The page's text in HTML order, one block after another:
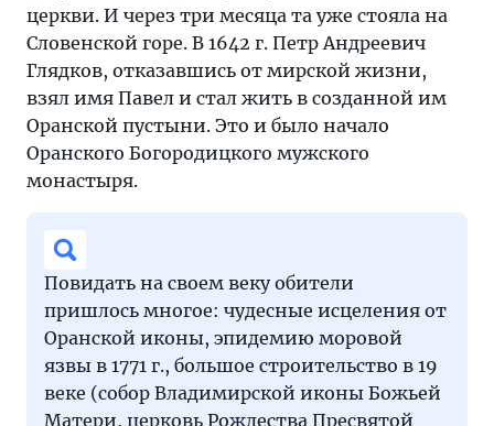
церкви. И через три месяца та уже стояла на
Словенской горе. В 1642 г. Петр Андреевич
Глядков, отказавшись от мирской жизни,
взял имя Павел и стал жить в созданной им
Оранской пустыни. Это и было начало
Оранского Богородицкого мужского
монастыря.
Повидать на своем веку обители
пришлось многое: чудесные исцеления от
Оранской иконы, эпидемию моровой
язвы в 1771 г., большое строительство в 19
веке (собор Владимирской иконы Божьей
Матери, церковь Рождества Пресвятой